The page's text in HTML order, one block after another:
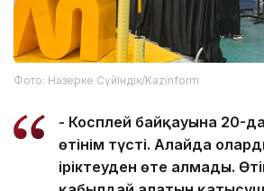
Фото: Назерке Сүйіндік/Kazinform
- Косплей байқауына 20-
өтінім түсті. Алайда
іріктеуден өте алмады.